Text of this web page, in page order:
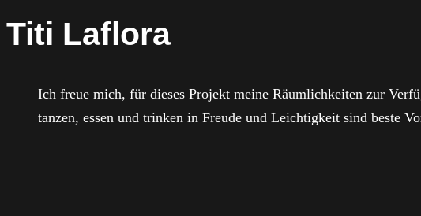
Titi Laflora
Ich freue mich, für dieses Projekt meine Räumlichkeiten zur
tanzen, essen und trinken in Freude und Leichtigkeit sind beste